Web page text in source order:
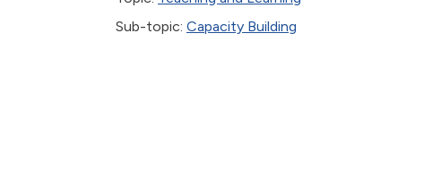
Sub-topic: Capacity Building